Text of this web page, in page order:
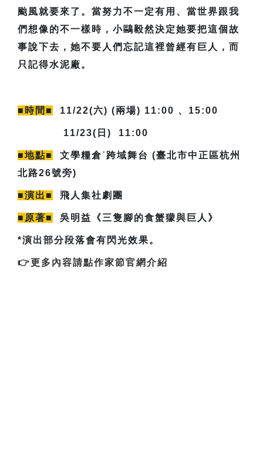
颱風就要來了。當努力不一定有用、當世界跟我
們想像的不一樣時，小鷗毅然決定她要把這個故
事說下去，她不要人們忘記這裡曾經有巨人，而
只記得水泥廠。
■時間■ 11/22(六) (兩場) 11:00 、15:00
11/23(日) 11:00
■地點■
文學糧倉˙跨域舞台 (臺北市中正區杭州
北路26號旁)
■演出■ 飛人集社劇團
■原著■ 吳明益《三隻腳的食蟹獴與巨人》
*演出部分段落會有閃光效果。
👉更多內容請點作家節官網介紹